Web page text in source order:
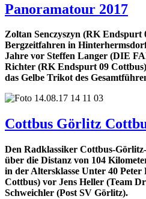
Panoramatour 2017
Zoltan Senczyszyn (RK Endspurt
Bergzeitfahren in
Jahre vor Steffen Langer (DIE
Richter (RK Endspurt 09
das Gelbe Trikot des
Cottbus Görlitz
Den Radklassiker Cottbus-
über die Distanz von 104
in der Altersklasse Unter 40
Cottbus) vor Jens Heller (Team
Schweichler (Post SV Görlitz).